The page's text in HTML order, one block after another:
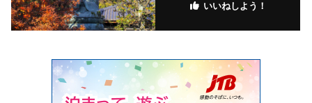
いいねしよう！